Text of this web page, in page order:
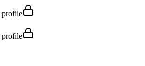
profile
profile